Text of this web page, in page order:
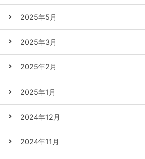
2025年5月
2025年3月
2025年2月
2025年1月
2024年12月
2024年11月